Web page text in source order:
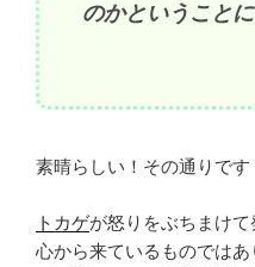
のかということ
素晴らしい！その通りです
トカゲが怒りをぶちまけ
心から来ているものではあ